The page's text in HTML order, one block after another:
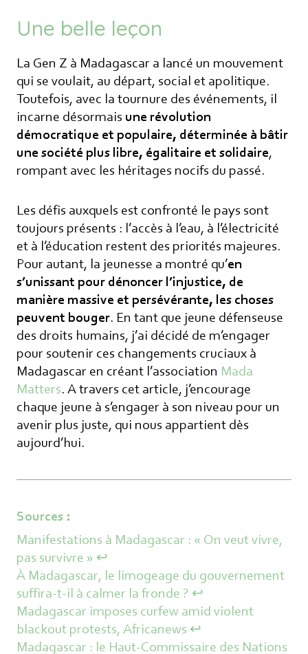
Une belle leçon
La Gen Z à Madagascar a lancé un mouvement
qui se voulait, au départ, social et apolitique.
Toutefois, avec la tournure des événements, il
incarne désormais une révolution
démocratique et populaire, déterminée à bâtir
une société plus libre, égalitaire et solidaire,
rompant avec les héritages nocifs du passé.
Les défis auxquels est confronté le pays sont
toujours présents : l’accès à l’eau, à l’électricité
et à l’éducation restent des priorités majeures.
Pour autant, la jeunesse a montré qu’en
s’unissant pour dénoncer l’injustice, de
manière massive et persévérante, les choses
peuvent bouger. En tant que jeune défenseuse
des droits humains, j’ai décidé de m’engager
pour soutenir ces changements cruciaux à
Madagascar en créant l’association Mada
Matters. A travers cet article, j’encourage
chaque jeune à s’engager à son niveau pour un
avenir plus juste, qui nous appartient dès
aujourd’hui.
Sources :
Manifestations à Madagascar : « On veut vivre,
pas survivre » ↩︎
À Madagascar, le limogeage du gouvernement
suffira-t-il à calmer la fronde ? ↩︎
Madagascar imposes curfew amid violent
blackout protests, Africanews ↩︎
Madagascar : le Haut-Commissaire des Nations